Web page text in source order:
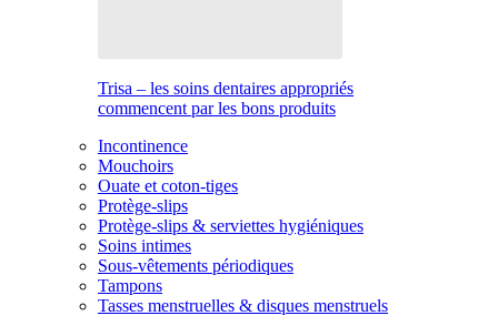
Trisa – les soins dentaires appropriés
commencent par les bons produits
Incontinence
Mouchoirs
Ouate et coton-tiges
Protège-slips
Protège-slips & serviettes hygiéniques
Soins intimes
Sous-vêtements périodiques
Tampons
Tasses menstruelles & disques menstruels